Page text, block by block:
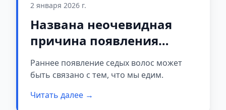
2 января 2026 г.
Названа неочевидная
причина появления
седины
Раннее появление седых волос может
быть связано с тем, что мы едим.
Читать далее →